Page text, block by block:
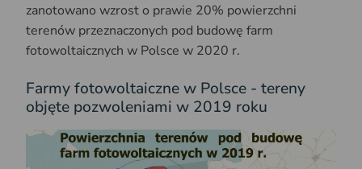
zanotowano wzrost o prawie 20% powierzchni
terenów przeznaczonych pod budowę farm
fotowoltaicznych w Polsce w 2020 r.
Farmy fotowoltaiczne w Polsce - tereny
objęte pozwoleniami w 2019 roku